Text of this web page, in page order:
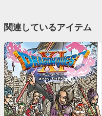
関連しているアイテム